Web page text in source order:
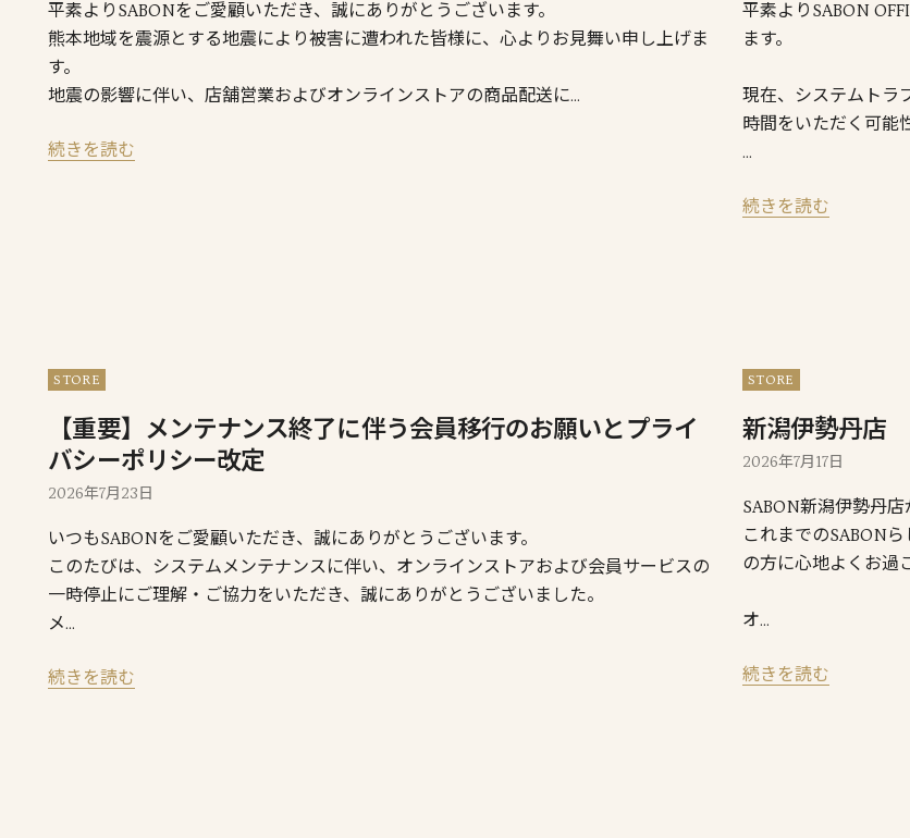
平素よりSABONをご愛顧いただき、誠にありがとうございます。
熊本地域を震源とする地震により被害に遭われた皆様に、心よりお見舞い申し上げま
す。
地震の影響に伴い、店舗営業およびオンラインストアの商品配送に…
続きを読む
平素よりSABON
ます。
現在、システムトラ
時間をいただく可能
…
続きを読む
STORE
【重要】メンテナンス終了に伴う会員移行のお願いとプライ
バシーポリシー改定
2026年7月23日
いつもSABONをご愛顧いただき、誠にありがとうございます。
このたびは、システムメンテナンスに伴い、オンラインストアおよび会員サービスの
一時停止にご理解・ご協力をいただき、誠にありがとうございました。
メ…
続きを読む
STORE
新潟伊勢丹店
2026年7月17日
SABON新潟伊勢丹店
これまでのSABON
の方に心地よくお過
オ…
続きを読む